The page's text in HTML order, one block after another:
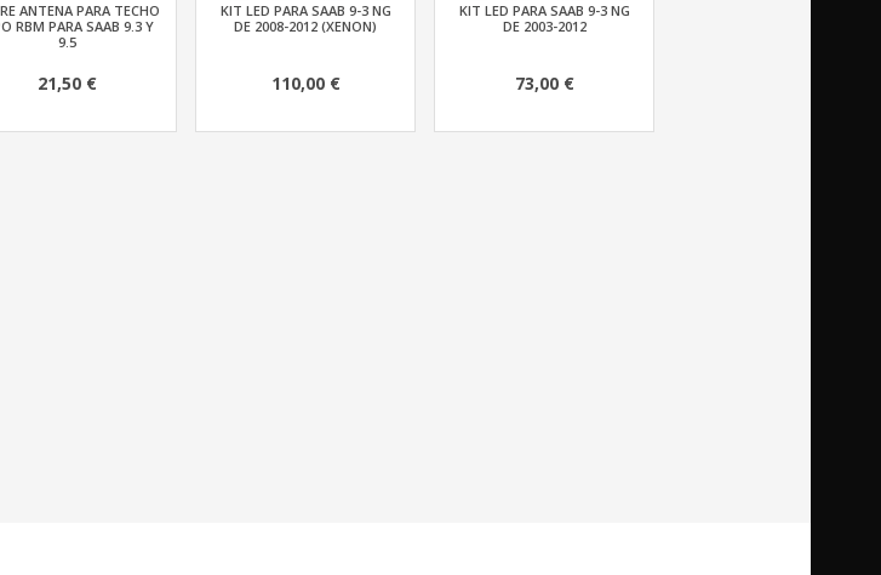
ANTENA PARA TECHO
RBM PARA SAAB 9.3 Y
9.5
21,50 €
KIT LED PARA SAAB 9-3 NG
DE 2008-2012 (XENON)
110,00 €
KIT LED PARA SAAB 9-3 NG
DE 2003-2012
73,00 €